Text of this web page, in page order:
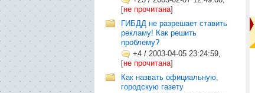
[не прочитана]
ГИБДД не разрешает ставить
рекламу! Как решить
проблему?
+4 / 2003-04-05 23:24:59,
[не прочитана]
Как назвать официальную,
городскую газету